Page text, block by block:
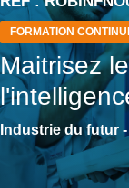
FORMATION
Maitrisez
Industrie du futur